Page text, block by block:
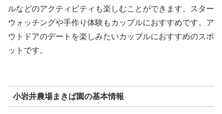
ルなどのアクティビティも楽しむことができます。スター
ウォッチングや手作り体験もカップルにおすすめです。ア
ウトドアのデートを楽しみたいカップルにおすすめのスポ
ットです。
小岩井農場まきば園の基本情報